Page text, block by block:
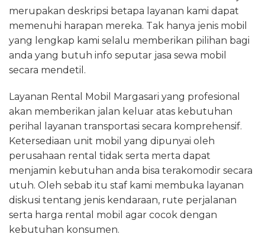
merupakan deskripsi betapa layanan kami dapat
memenuhi harapan mereka. Tak hanya jenis mobil
yang lengkap kami selalu memberikan pilihan bagi
anda yang butuh info seputar jasa sewa mobil
secara mendetil.
Layanan Rental Mobil Margasari yang profesional
akan memberikan jalan keluar atas kebutuhan
perihal layanan transportasi secara komprehensif.
Ketersediaan unit mobil yang dipunyai oleh
perusahaan rental tidak serta merta dapat
menjamin kebutuhan anda bisa terakomodir secara
utuh. Oleh sebab itu staf kami membuka layanan
diskusi tentang jenis kendaraan, rute perjalanan
serta harga rental mobil agar cocok dengan
kebutuhan konsumen.